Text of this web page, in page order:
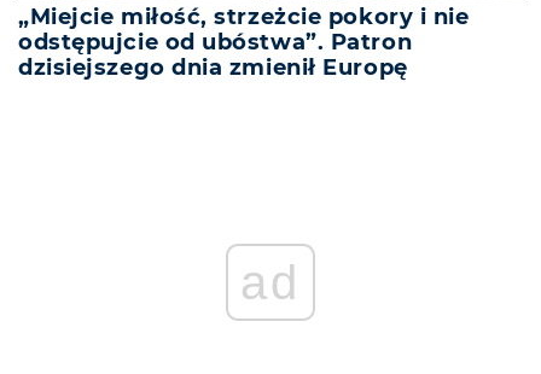
„Miejcie miłość, strzeżcie pokory i nie
odstępujcie od ubóstwa”. Patron
dzisiejszego dnia zmienił Europę
ad